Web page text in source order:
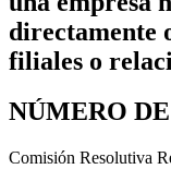
directamente
filiales o
NÚMERO
Comisión Resolutiva